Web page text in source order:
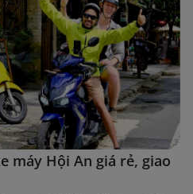
máy Hội An giá rẻ, giao